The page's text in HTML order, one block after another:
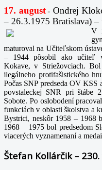
17. august- Ondrej
– 26.3.1975 Bratislava)
V
maturoval na Učiteľskom
– 1944 pôsobil ako učiteľ
Kokave, v Striežovciach.
ilegálneho protifašistického
Počas SNP predseda OV
povstaleckej SNR pri štábe
Sobote. Po oslobodení
funkciách v oblasti školstva a
Bystrici, neskôr 1958 – 1968
1968 – 1975 bol predsedom
viacerých vyznamenaní a
Štefan Kollárčik –